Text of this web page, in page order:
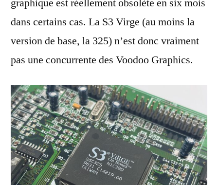
graphique est réellement obsolète en six mois
dans certains cas. La S3 Virge (au moins la
version de base, la 325) n’est donc vraiment
pas une concurrente des Voodoo Graphics.